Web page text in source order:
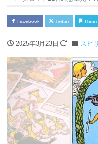
Facebook Twitter
2025年3月23日 スピ